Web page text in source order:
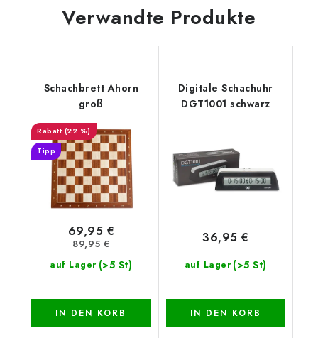
Verwandte Produkte
Schachbrett Ahorn
groß
(22 %)
Tipp
auf Lager (>5 St)
69,95 €
89,95 €
IN DEN KORB
Digitale Schachuhr
DGT1001 schwarz
auf Lager (>5 St)
36,95 €
IN DEN KORB